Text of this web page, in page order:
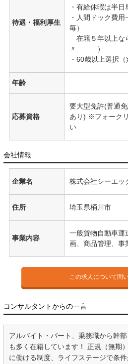
待遇・福利厚生
・有給休暇は半
・人間ドック費
毎）
在籍５年以上
〃 ）
・60歳以上選択
年齢
応募資格
要大型免許(普通
あり) ※フォーク
い
会社情報
企業名 株式会社シーエッ
住所 埼玉県桶川市
事業内容
一般貨物自動車運
画、商品管理、事
この求人について問
コンサルタントからの一言
アルバイト・パート、乗務職から幹
も多く在籍しています！ 正規（無期
に働ける制度、ライフステージで条